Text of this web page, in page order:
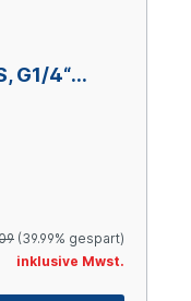
G1/4“
(39.99% gespart)
inklusive Mwst.